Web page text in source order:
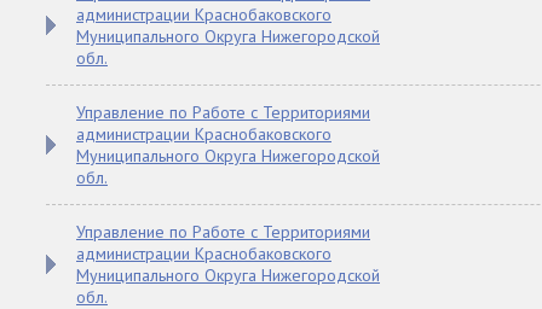
администрации Краснобаковского
Муниципального Округа Нижегородской
обл.
Управление по Работе с Территориями
администрации Краснобаковского
Муниципального Округа Нижегородской
обл.
Управление по Работе с Территориями
администрации Краснобаковского
Муниципального Округа Нижегородской
обл.